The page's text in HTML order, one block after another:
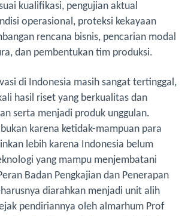
kualifikasi, pengujian aktual
operasional, proteksi kekayaan
rencana bisnis, pencarian modal
dan pembentukan tim produksi.
di Indonesia masih sangat tertinggal,
hasil riset yang berkualitas dan
serta menjadi produk unggulan.
karena ketidak-mampuan para
lebih karena Indonesia belum
yang mampu menjembatani
Badan Pengkajian dan Penerapan
diarahkan menjadi unit alih
pendiriannya oleh almarhum Prof